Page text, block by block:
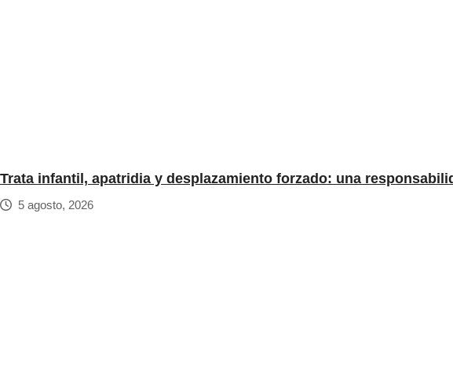
Trata infantil, apatridia y desplazamiento forzado: una
5 agosto, 2026